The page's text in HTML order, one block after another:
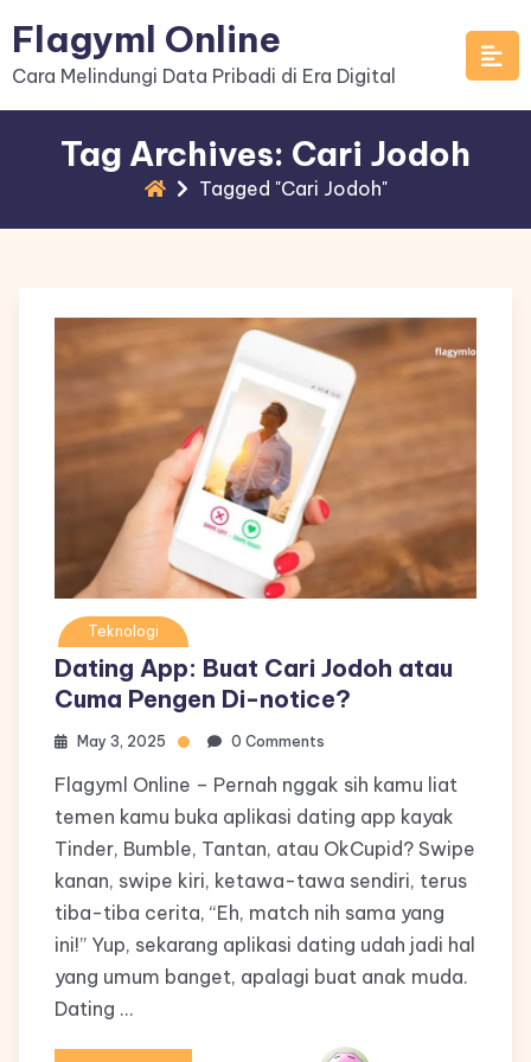
to
content
Flagyml Online
Cara Melindungi Data Pribadi di Era Digital
Tag Archives: Cari Jodoh
Tagged "Cari Jodoh"
Teknologi
Dating App: Buat Cari Jodoh atau
Cuma Pengen Di-notice?
May 3, 2025 0 Comments
Flagyml Online – Pernah nggak sih kamu liat
temen kamu buka aplikasi dating app kayak
Tinder, Bumble, Tantan, atau OkCupid? Swipe
kanan, swipe kiri, ketawa-tawa sendiri, terus
tiba-tiba cerita, “Eh, match nih sama yang
ini!” Yup, sekarang aplikasi dating udah jadi hal
yang umum banget, apalagi buat anak muda.
Dating …